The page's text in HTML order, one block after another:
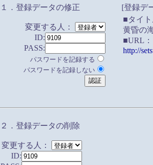
１．登録データの修正
変更する人：
ID:
PASS:
パスワードを記録する
パスワードを記録しない
[登録デ
■タイ
黄昏の
■URL：
http://
２．登録データの削除
変更する人：
ID: